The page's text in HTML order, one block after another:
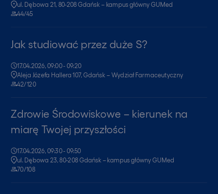
ul. Dębowa 21, 80-208 Gdańsk – kampus główny GUMed
44/45
Jak studiować przez duże S?
17.04.2026, 09:00 - 09:20
Aleja Józefa Hallera 107, Gdańsk – Wydział Farmaceutyczny
42/120
Zdrowie Środowiskowe – kierunek na
miarę Twojej przyszłości
17.04.2026, 09:30 - 09:50
ul. Dębowa 23, 80-208 Gdańsk – kampus główny GUMed
70/108